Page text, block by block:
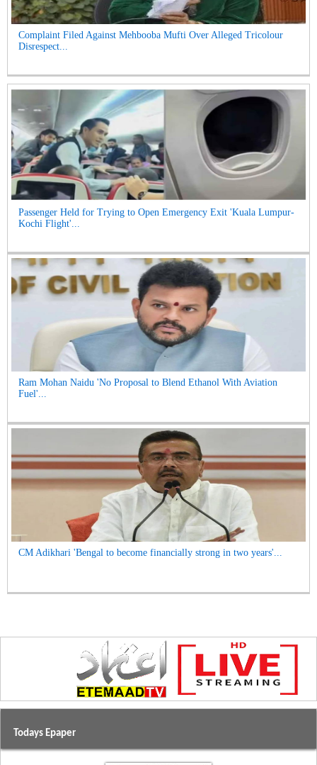
Complaint Filed Against Mehbooba Mufti Over Alleged Tricolour
Disrespect...
Passenger Held for Trying to Open Emergency Exit 'Kuala Lumpur-
Kochi Flight'...
Ram Mohan Naidu 'No Proposal to Blend Ethanol With Aviation
Fuel'...
CM Adikhari 'Bengal to become financially strong in two years'...
Todays Epaper